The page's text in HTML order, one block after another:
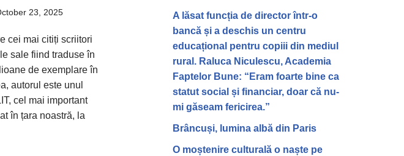
23, 2025
cei mai citiți scriitori
sale fiind traduse în
de exemplare în
autorul este unul
cel mai important
în țara noastră, la
A lăsat funcția de director într-o
bancă și a deschis un centru
educațional pentru copiii din mediul
rural. Raluca Niculescu, Academia
Faptelor Bune: “Eram foarte bine ca
statut social și financiar, doar că nu-
mi găseam fericirea.”
Brâncuși, lumina albă din Paris
O moștenire culturală o naște pe